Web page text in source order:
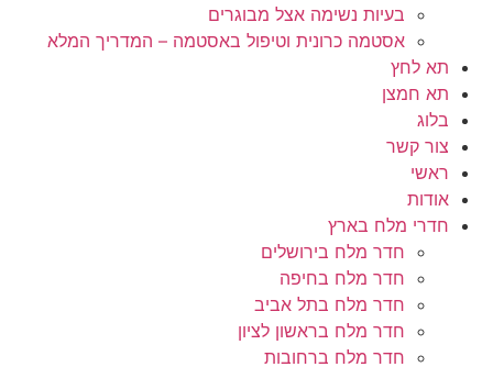
בעיות נשימה אצל מבוגרים
אסטמה כרונית וטיפול באסטמה – המדריך המלא
תא לחץ
תא חמצן
בלוג
צור קשר
ראשי
אודות
חדרי מלח בארץ
חדר מלח בירושלים
חדר מלח בחיפה
חדר מלח בתל אביב
חדר מלח בראשון לציון
חדר מלח ברחובות